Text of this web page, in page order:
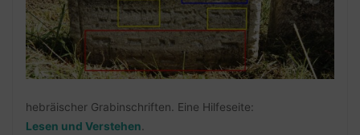
hebräischer Grabinschriften. Eine Hilfeseite:
Lesen und Verstehen